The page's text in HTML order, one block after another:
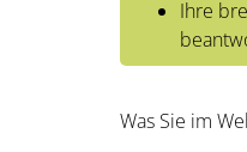
Ihre
Was Sie im